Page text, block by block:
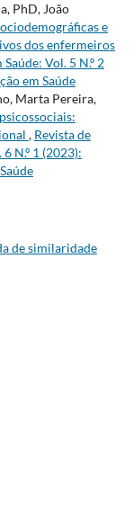
PhD, João
e
dos enfermeiros
Vol. 5 N.º 2
em Saúde
Marta Pereira,
, Revista de
N.º 1 (2023):
de similaridade